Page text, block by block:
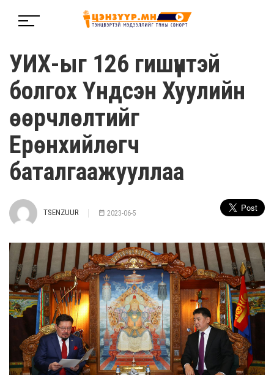
УИХ-ыг 126 гишүүнтэй
болгох Үндсэн Хуулийн
өөрчлөлтийг
Ерөнхийлөгч
баталгаажууллаа
TSENZUUR 2023-06-5